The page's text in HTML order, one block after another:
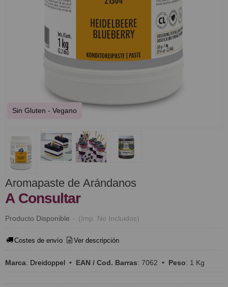
Sin Gluten - Vegano
Aromapaste de Arándanos
A Consultar
Producto Disponible - (Imp. No Incluidos)
Costes de envío Ver descripción
Marca: Dreidoppel • EAN / Cod. Barras: 7062 • Peso: 1 Kg